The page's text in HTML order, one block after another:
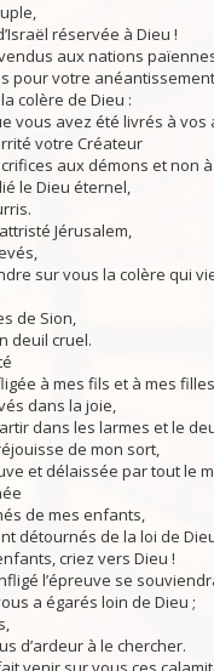
réservée à Dieu !
aux nations
pour votre
colère de Dieu :
vous avez été livrés à
votre Créateur
aux démons et non à
le Dieu éternel,
Jérusalem,
sur vous la colère qui
de Sion,
deuil cruel.
à mes fils et à mes
dans la joie,
dans les larmes et le
de mon sort,
et délaissée par tout le
de mes enfants,
détournés de la loi de
criez vers Dieu !
l’épreuve se
a égarés loin de Dieu ;
d’ardeur à le chercher.